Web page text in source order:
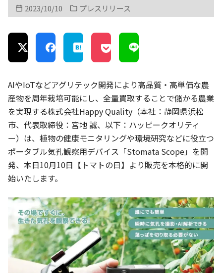
2023/10/10 プレスリリース
AIやIoTなどアグリテック開発により高品質・高単価な農
産物を周年栽培可能にし、全量買取することで儲かる農業
を実現する株式会社Happy Quality（本社：静岡県浜松
市、代表取締役：宮地 誠、以下：ハッピークオリティ
ー）は、植物の健康モニタリングや環境研究などに役立つ
ポータブル気孔観察用デバイス「Stomata Scope」を開
発、本日10月10日【トマトの日】より販売を本格的に開
始いたします。